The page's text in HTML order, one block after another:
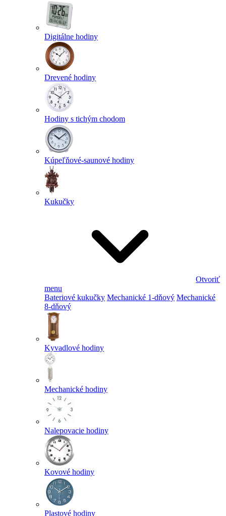
Digitálne hodiny
Drevené hodiny
Hodiny s tichým chodom
Kúpeľňové-saunové hodiny
Kukučky
Otvoriť
menu
Bateriové kukučky Mechanické 1-dňový Mechanické
8-dňový
Kyvadlové hodiny
Mechanické hodiny
Nalepovacie hodiny
Kovové hodiny
Plastové hodiny